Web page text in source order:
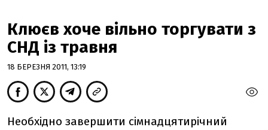
Клюєв хоче вільно торгувати з
СНД із травня
18 БЕРЕЗНЯ 2011, 13:19
Необхідно завершити сімнадцятирічний